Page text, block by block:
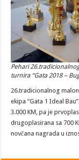
Pehari
turnira “Gata 2018 –
26.tradicionalnog
ekipa “Gata 1 Ideal
3.000 KM, pa je
drugoplasirana sa 700
novčana nagrada u